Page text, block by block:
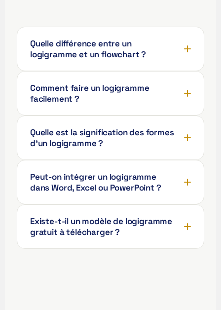
Quelle différence entre un
logigramme et un flowchart ?
Comment faire un logigramme
facilement ?
Quelle est la signification des formes
d'un logigramme ?
Peut-on intégrer un logigramme
dans Word, Excel ou PowerPoint ?
Existe-t-il un modèle de logigramme
gratuit à télécharger ?
Español de Colombia
Español de Chile
Deutsch (Österreich)
Deutsch (Schweiz)
Nederlands (België)
العربية (الإمارات)
Français du Canada
Français de Belgique
Français (Suisse)